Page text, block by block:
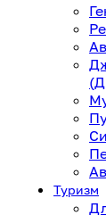
Туризм